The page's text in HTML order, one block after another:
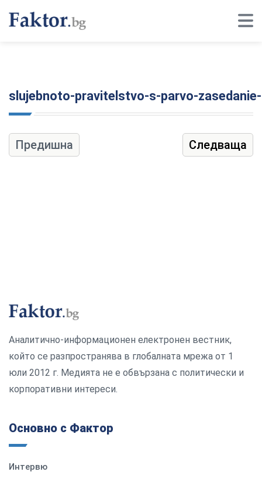
slujebnoto-pravitelstvo-s-parvo-
Предишна Следваща
Аналитично-информационен електронен вестник,
който се разпространява в глобалната мрежа от 1
юли 2012 г. Медията не е обвързана с политически и
корпоративни интереси.
Основно с Фактор
Интервю